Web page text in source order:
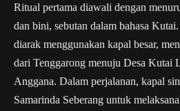
Ritual pertama diawali dengan
dan bini, sebutan dalam bahasa
diarak menggunakan kapal besar,
dari Tenggarong menuju Desa Kutai
Anggana. Dalam perjalanan, kapal
Samarinda Seberang untuk